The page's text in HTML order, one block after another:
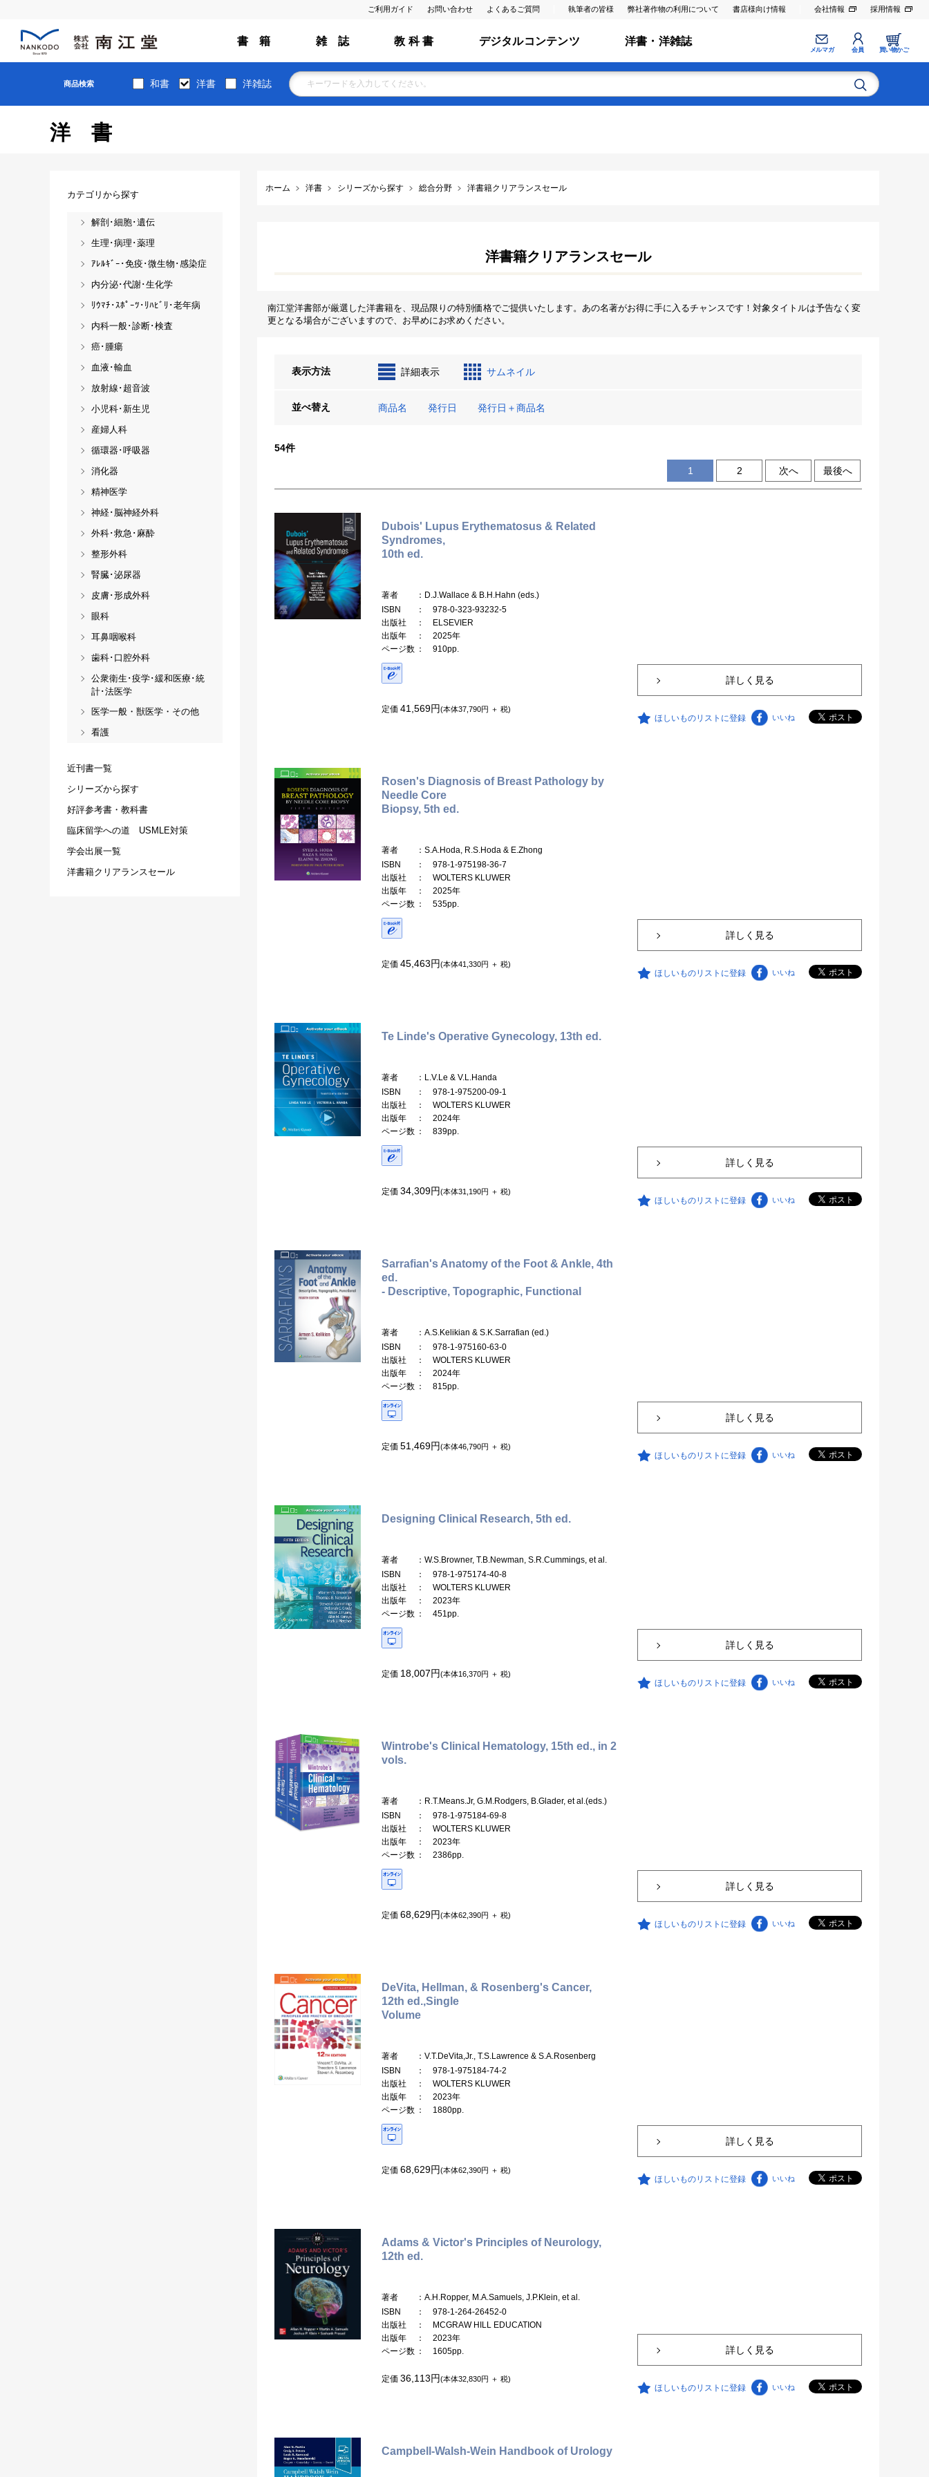
ご利用ガイド お問い合わせ よくあるご質問 執筆者の皆様 弊社著作物の利用について 書店様向け情報 会社情報 採用情報
書 籍 雑 誌 教 科 書 デジタルコンテンツ 洋書・洋雑誌
メルマガ 会員 買い物かご
商品検索 和書 洋書 洋雑誌
洋書
ホーム 洋書 シリーズから探す 総合分野 洋書籍クリアランスセール
洋書籍クリアランスセール
南江堂洋書部が厳選した洋書籍を、現品限りの特別価格でご提供いたします。あの名著がお得に手に入るチャンスです！対象タイトルは予告なく変
更となる場合がございますので、お早めにお求めください。
表示方法 詳細表示 サムネイル
並べ替え 商品名 発行日 発行日＋商品名
54件
1 2 次へ 最後へ
Dubois' Lupus Erythematosus & Related
Syndromes,
10th ed.
著者
：D.J.Wallace & B.H.Hahn (eds.)
ISBN
： 978-0-323-93232-5
出版社
： ELSEVIER
出版年
： 2025年
ページ数 ： 910pp.
定価 41,569円(本体37,790円 ＋ 税)
詳しく見る
ほしいものリストに登録 いいね
Rosen's Diagnosis of Breast Pathology by
Needle Core
Biopsy, 5th ed.
著者
：S.A.Hoda, R.S.Hoda & E.Zhong
ISBN
： 978-1-975198-36-7
出版社
： WOLTERS KLUWER
出版年
： 2025年
ページ数 ： 535pp.
定価 45,463円(本体41,330円 ＋ 税)
詳しく見る
ほしいものリストに登録 いいね
Te Linde's Operative Gynecology, 13th ed.
著者
：L.V.Le & V.L.Handa
ISBN
： 978-1-975200-09-1
出版社
： WOLTERS KLUWER
出版年
： 2024年
ページ数 ： 839pp.
定価 34,309円(本体31,190円 ＋ 税)
詳しく見る
ほしいものリストに登録 いいね
Sarrafian's Anatomy of the Foot & Ankle, 4th
ed.
- Descriptive, Topographic, Functional
著者
：A.S.Kelikian & S.K.Sarrafian (ed.)
ISBN
： 978-1-975160-63-0
出版社
： WOLTERS KLUWER
出版年
： 2024年
ページ数 ： 815pp.
定価 51,469円(本体46,790円 ＋ 税)
詳しく見る
ほしいものリストに登録 いいね
Designing Clinical Research, 5th ed.
著者
：W.S.Browner, T.B.Newman, S.R.Cummings, et al.
ISBN
： 978-1-975174-40-8
出版社
： WOLTERS KLUWER
出版年
： 2023年
ページ数 ： 451pp.
定価 18,007円(本体16,370円 ＋ 税)
詳しく見る
ほしいものリストに登録 いいね
Wintrobe's Clinical Hematology, 15th ed., in 2
vols.
著者
：R.T.Means.Jr, G.M.Rodgers, B.Glader, et al.(eds.)
ISBN
： 978-1-975184-69-8
出版社
： WOLTERS KLUWER
出版年
： 2023年
ページ数 ： 2386pp.
定価 68,629円(本体62,390円 ＋ 税)
詳しく見る
ほしいものリストに登録 いいね
DeVita, Hellman, & Rosenberg's Cancer,
12th ed.,Single
Volume
著者
：V.T.DeVita,Jr., T.S.Lawrence & S.A.Rosenberg
ISBN
： 978-1-975184-74-2
出版社
： WOLTERS KLUWER
出版年
： 2023年
ページ数 ： 1880pp.
定価 68,629円(本体62,390円 ＋ 税)
詳しく見る
ほしいものリストに登録 いいね
Adams & Victor's Principles of Neurology,
12th ed.
著者
：A.H.Ropper, M.A.Samuels, J.P.Klein, et al.
ISBN
： 978-1-264-26452-0
出版社
： MCGRAW HILL EDUCATION
出版年
： 2023年
ページ数 ： 1605pp.
定価 36,113円(本体32,830円 ＋ 税)
詳しく見る
ほしいものリストに登録 いいね
Campbell-Walsh-Wein Handbook of Urology
カテゴリから探す
解剖･細胞･遺伝
生理･病理･薬理
ｱﾚﾙｷﾞｰ･免疫･微生物･感染症
内分泌･代謝･生化学
ﾘｳﾏﾁ･ｽﾎﾟｰﾂ･ﾘﾊﾋﾞﾘ･老年病
内科一般･診断･検査
癌･腫瘍
血液･輸血
放射線･超音波
小児科･新生児
産婦人科
循環器･呼吸器
消化器
精神医学
神経･脳神経外科
外科･救急･麻酔
整形外科
腎臓･泌尿器
皮膚･形成外科
眼科
耳鼻咽喉科
歯科･口腔外科
公衆衛生･疫学･緩和医療･統
計･法医学
医学一般・獣医学・その他
看護
近刊書一覧
シリーズから探す
好評参考書・教科書
臨床留学への道 USMLE対策
学会出展一覧
洋書籍クリアランスセール